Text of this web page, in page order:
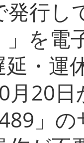
発行し
」を電
・運
月20
」